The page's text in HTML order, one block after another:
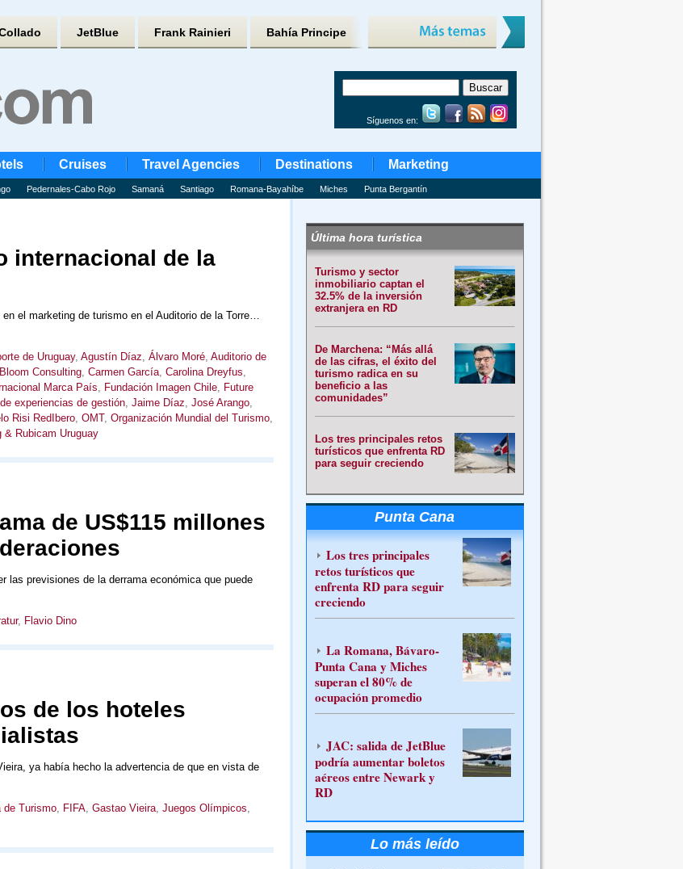
JetBlue Frank Rainieri Bahía Principe
Síguenos en:
Cruises Travel Agencies Destinations Marketing
Pedernales-Cabo Rojo Samaná Santiago Romana-Bayahíbe Miches Punta Bergantín
internacional de la
el marketing de turismo en el Auditorio de la Torre…
de Uruguay, Agustín Díaz, Álvaro Moré, Auditorio de
Bloom Consulting, Carmen García, Carolina Dreyfus,
Marca País, Fundación Imagen Chile, Future
experiencias de gestión, Jaime Díaz, José Arango,
Risi RedIbero, OMT, Organización Mundial del Turismo,
& Rubicam Uruguay
de US$115 millones
las previsiones de la derrama económica que puede
, Flavio Dino
de los hoteles
ya había hecho la advertencia de que en vista de
de Turismo, FIFA, Gastao Vieira, Juegos Olímpicos,
Última hora turística
Turismo y sector
inmobiliario captan el
32.5% de la inversión
extranjera en RD
De Marchena: “Más allá
de las cifras, el éxito del
turismo radica en su
beneficio a las
comunidades”
Los tres principales retos
turísticos que enfrenta RD
para seguir creciendo
Punta Cana
Los tres principales
retos turísticos que
enfrenta RD para seguir
creciendo
La Romana, Bávaro-
Punta Cana y Miches
superan el 80% de
ocupación promedio
JAC: salida de JetBlue
podría aumentar boletos
aéreos entre Newark y
RD
Lo más leído